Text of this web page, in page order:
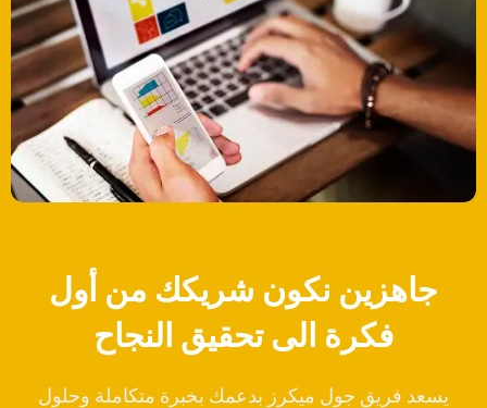
جاهزين نكون شريكك من أول
فكرة الى تحقيق النجاح
يسعد فريق جول ميكرز بدعمك بخبرة متكاملة وحلول